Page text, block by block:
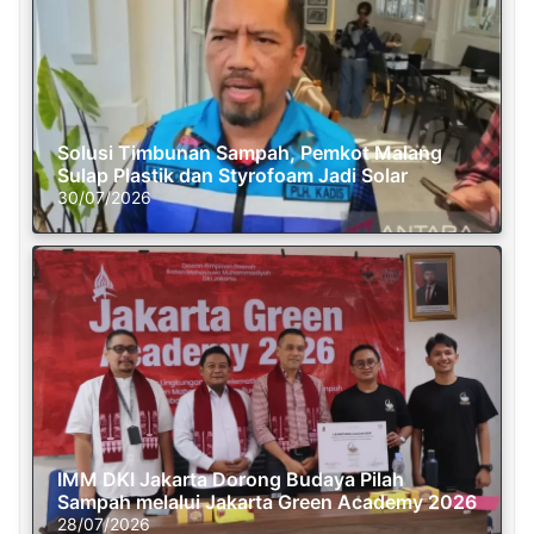
Solusi Timbunan Sampah, Pemkot Malang
Sulap Plastik dan Styrofoam Jadi Solar
30/07/2026
IMM DKI Jakarta Dorong Budaya Pilah
Sampah melalui Jakarta Green Academy 2026
28/07/2026